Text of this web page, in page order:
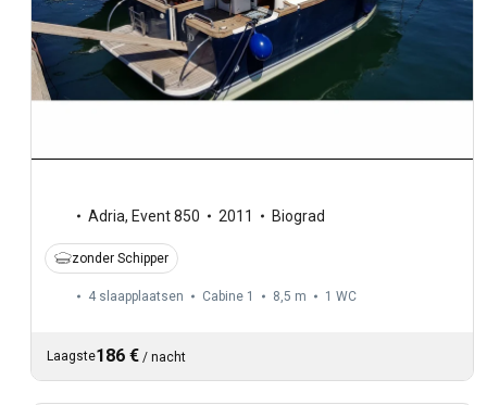
Adria, Event 850 2011 Biograd
zonder Schipper
4 slaapplaatsen Cabine 1 8,5 m 1 WC
Laagste186 € / nacht